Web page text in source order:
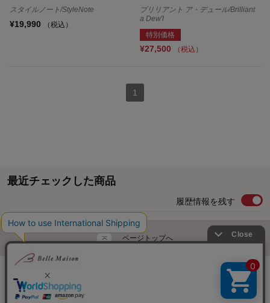
スタイルノート/StyleNote
¥19,990 （税込）
ブリリアント ア・デュール/Brilliant
a Dew'l
特別価格
¥27,500 （税込）
1
最近チェックした商品
履歴情報を残す
ページトップへ
ご利用ガイド・お知らせ
サイトマップ